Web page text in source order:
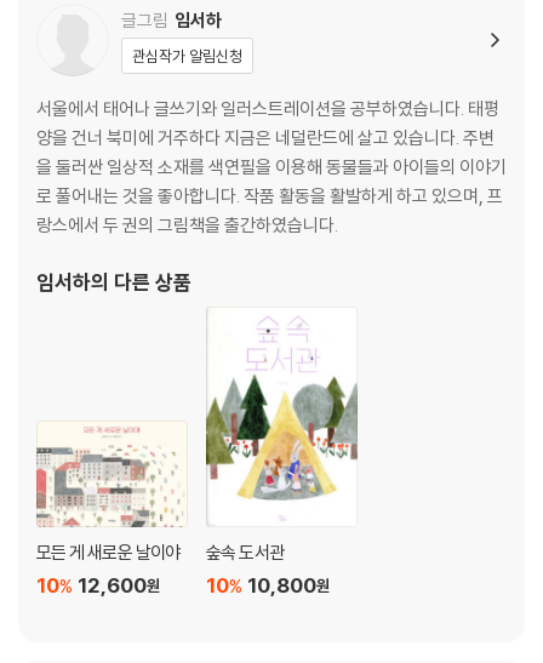
글그림 임서하
관심작가 알림신청
서울에서 태어나 글쓰기와 일러스트레이션을 공부하였습니다. 태평
양을 건너 북미에 거주하다 지금은 네덜란드에 살고 있습니다. 주변
을 둘러싼 일상적 소재를 색연필을 이용해 동물들과 아이들의 이야기
로 풀어내는 것을 좋아합니다. 작품 활동을 활발하게 하고 있으며, 프
랑스에서 두 권의 그림책을 출간하였습니다.
임서하의 다른 상품
모든 게 새로운 날이야
12,600원
10%
숲속 도서관
10,800원
10%